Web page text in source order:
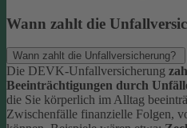
Wann zahlt die
Wann zahlt die Unfallversicherung?
Die DEVK-Unfallversicherung
Beeinträchtigungen durch
die Sie körperlich im Alltag
Zwischenfälle finanzielle Folgen,